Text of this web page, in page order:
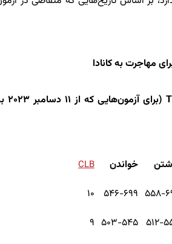
آخرین جدول ارزیابی TEF (برای آزمون‌هایی که از ۱۱ دسامبر ۲۰۲۳ به
خواندن CLB
۶۹۹ ۵۴۶-۶۹۹
۱۰
۵۵۷ ۵۰۳-۵۴۵